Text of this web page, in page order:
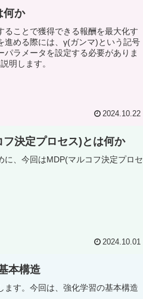
何か
ることで獲得できる報酬を最大化す
進める際には、γ(ガンマ)という記号
ラメータを設定する必要がありま
明します。
2024.10.22
フ決定プロセス)とは何か
に、今回はMDP(マルコフ決定プロセ
2024.10.01
本構造
ます。今回は、強化学習の基本構造